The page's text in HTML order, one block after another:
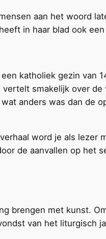
aan het woord
in haar blad ook
katholiek gezin van
smakelijk over
anders was dan de
word je als
de aanvallen op het
brengen met kunst.
van het liturgisch